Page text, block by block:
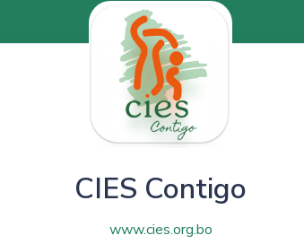
CIES Contigo
www.cies.org.bo